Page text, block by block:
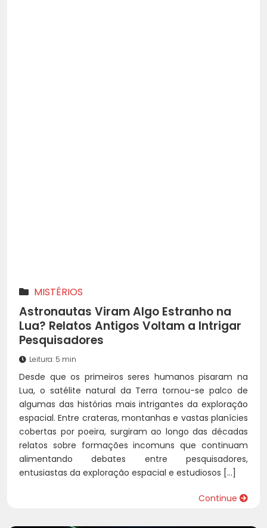
MISTÉRIOS
Astronautas Viram Algo Estranho na
Lua? Relatos Antigos Voltam a Intrigar
Pesquisadores
Leitura: 5 min
Desde que os primeiros seres humanos pisaram na
Lua, o satélite natural da Terra tornou-se palco de
algumas das histórias mais intrigantes da exploração
espacial. Entre crateras, montanhas e vastas planícies
cobertas por poeira, surgiram ao longo das décadas
relatos sobre formações incomuns que continuam
alimentando debates entre pesquisadores,
entusiastas da exploração espacial e estudiosos […]
Continue